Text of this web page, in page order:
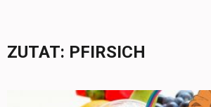
ZUTAT: PFIRSICH